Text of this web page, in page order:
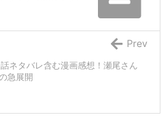
ネタバレ含む漫画感想！瀬尾さん
急展開
Prev